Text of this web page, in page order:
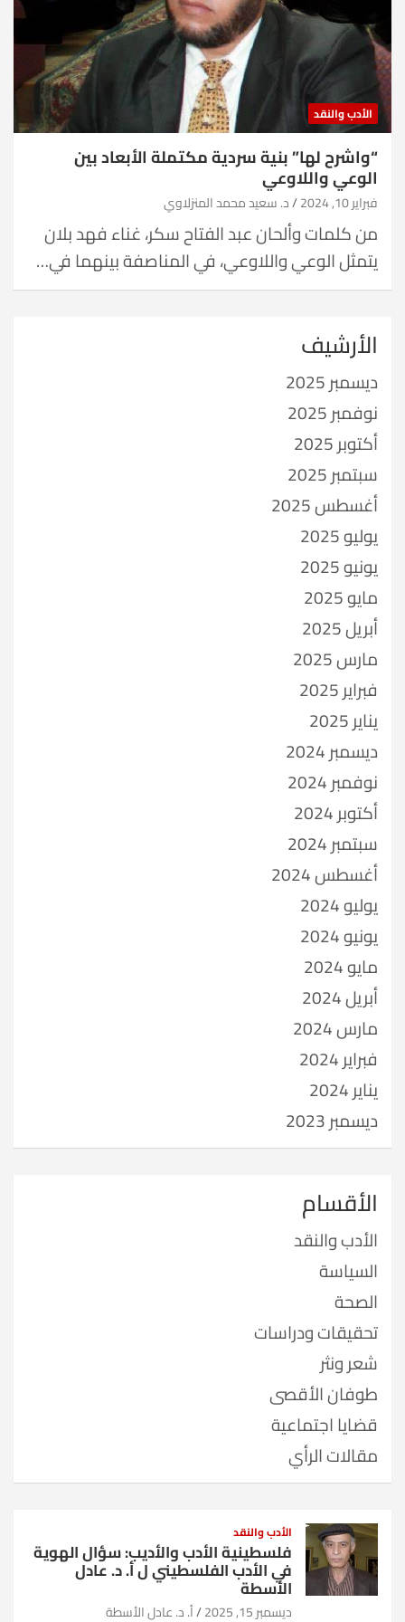
الأدب والنقد
“واشرح لها” بنية سردية مكتملة الأبعاد بين
الوعي واللاوعي
فبراير 10, 2024 د. سعيد محمد المنزلاوي
من كلمات وألحان عبد الفتاح سكر، غناء فهد بلان
يتمثل الوعي واللاوعي، في المناصفة بينهما في…
الأرشيف
ديسمبر 2025
نوفمبر 2025
أكتوبر 2025
سبتمبر 2025
أغسطس 2025
يوليو 2025
يونيو 2025
مايو 2025
أبريل 2025
مارس 2025
فبراير 2025
يناير 2025
ديسمبر 2024
نوفمبر 2024
أكتوبر 2024
سبتمبر 2024
أغسطس 2024
يوليو 2024
يونيو 2024
مايو 2024
أبريل 2024
مارس 2024
فبراير 2024
يناير 2024
ديسمبر 2023
الأقسام
الأدب والنقد
السياسة
الصحة
تحقيقات ودراسات
شعر ونثر
طوفان الأقصى
قضايا اجتماعية
مقالات الرأي
الأدب والنقد
فلسطينية الأدب والأديب: سؤال الهوية
في الأدب الفلسطيني ل أ. د. عادل
الأسطة
ديسمبر 15, 2025 أ. د. عادل الأسطة